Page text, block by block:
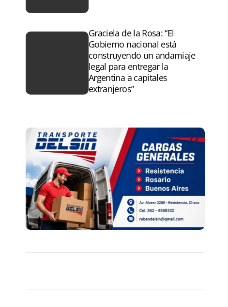
Graciela de la Rosa: “El
Gobierno nacional está
construyendo un andamiaje
legal para entregar la
Argentina a capitales
extranjeros”